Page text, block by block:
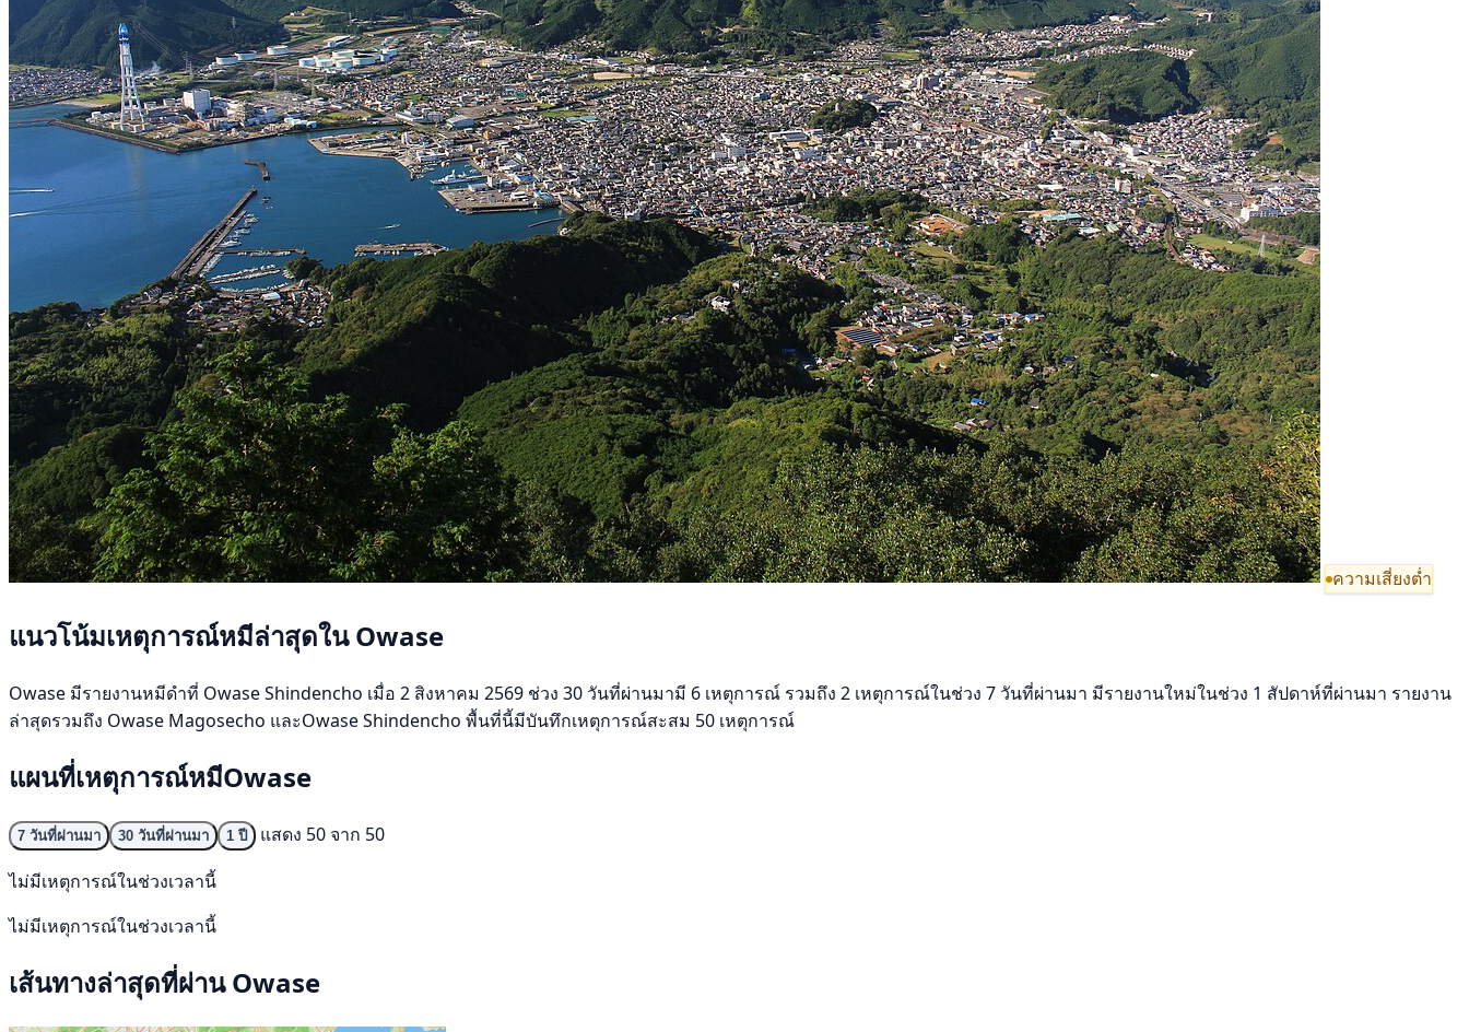
ความเสี่ยงต่ำ
แนวโน้มเหตุการณ์หมีล่าสุดใน Owase
Owase มีรายงานหมีดำที่ Owase Shindencho เมื่อ 2 สิงหาคม 2569 ช่วง 30 วันที่ผ่านมามี 6 เหตุการณ์ รวมถึง 2 เหตุการณ์ในช่วง 7 วันที่ผ่านมา มีรายงานใหม่ในช่วง 1 สัปดาห์ที่ผ่านมา รายงาน
ล่าสุดรวมถึง Owase Magosecho และOwase Shindencho พื้นที่นี้มีบันทึกเหตุการณ์สะสม 50 เหตุการณ์
แผนที่เหตุการณ์หมีOwase
7 วันที่ผ่านมา 30 วันที่ผ่านมา 1 ปี
แสดง 50 จาก 50
ไม่มีเหตุการณ์ในช่วงเวลานี้
ไม่มีเหตุการณ์ในช่วงเวลานี้
เส้นทางล่าสุดที่ผ่าน Owase